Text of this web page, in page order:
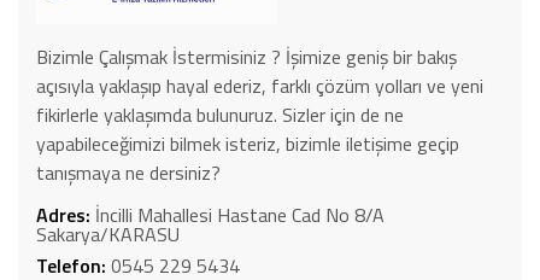
Bizimle Çalışmak İstermisiniz ? İşimize geniş bir bakış
açısıyla yaklaşıp hayal ederiz, farklı çözüm yolları ve yeni
fikirlerle yaklaşımda bulunuruz. Sizler için de ne
yapabileceğimizi bilmek isteriz, bizimle iletişime geçip
tanışmaya ne dersiniz?
Adres: İncilli Mahallesi Hastane Cad No 8/A
Sakarya/KARASU
Telefon: 0545 229 5434